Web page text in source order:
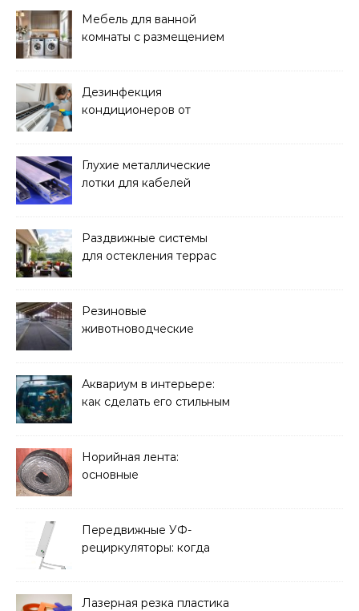
Мебель для ванной
комнаты с размещением
Дезинфекция
кондиционеров от
Глухие металлические
лотки для кабелей
Раздвижные системы
для остекления террас
Резиновые
животноводческие
решать
Аквариум в интерьере:
как сделать его стильным
Норийная лента:
основные
и советы по выбору
Передвижные УФ-
рециркуляторы: когда
Лазерная резка пластика